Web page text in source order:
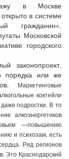
в Москве
в системе
гражданин».
Московской
городского
законопроект,
порядка или же
Маркетинговые
коктейли
подростки. В то
алкоэнергетиков
—повышению
и психозам, есть
Ряд регионов
Это Краснодарский